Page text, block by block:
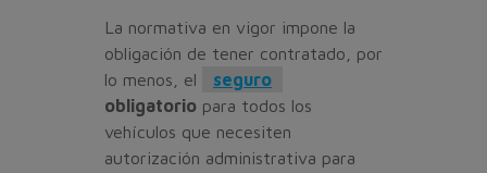
La normativa en vigor impone la
obligación de tener contratado, por
lo menos, el
seguro
obligatorio para todos los
vehículos que necesiten
autorización administrativa para